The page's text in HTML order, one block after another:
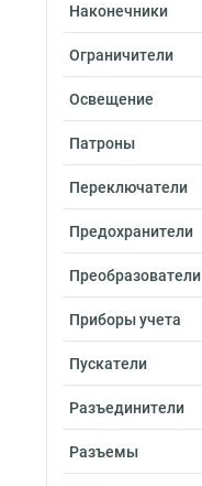
Наконечники
Ограничители
Освещение
Патроны
Переключатели
Предохранители
Преобразователи
Приборы учета
Пускатели
Разъединители
Разъемы